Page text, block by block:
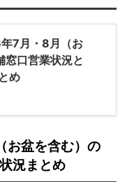
7月・8月（お
窓口営業状況と
め
お盆を含む）の
況まとめ